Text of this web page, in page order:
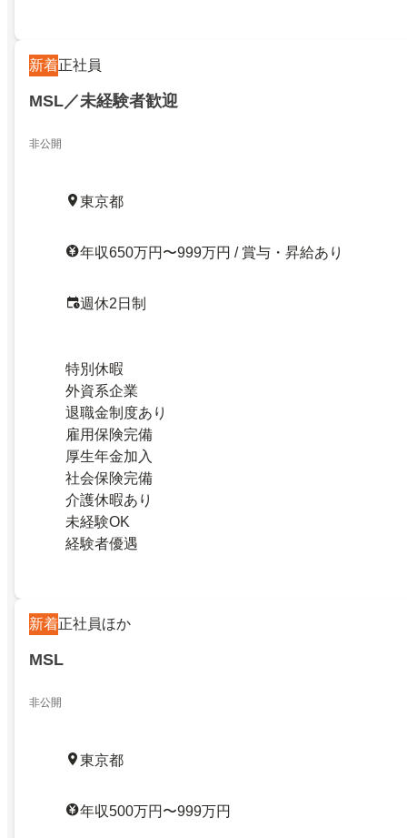
新着正社員
MSL／未経験者歓迎
非公開
東京都
年収650万円〜999万円 / 賞与・昇給あり
週休2日制
特別休暇
外資系企業
退職金制度あり
雇用保険完備
厚生年金加入
社会保険完備
介護休暇あり
未経験OK
経験者優遇
新着正社員ほか
MSL
非公開
東京都
年収500万円〜999万円